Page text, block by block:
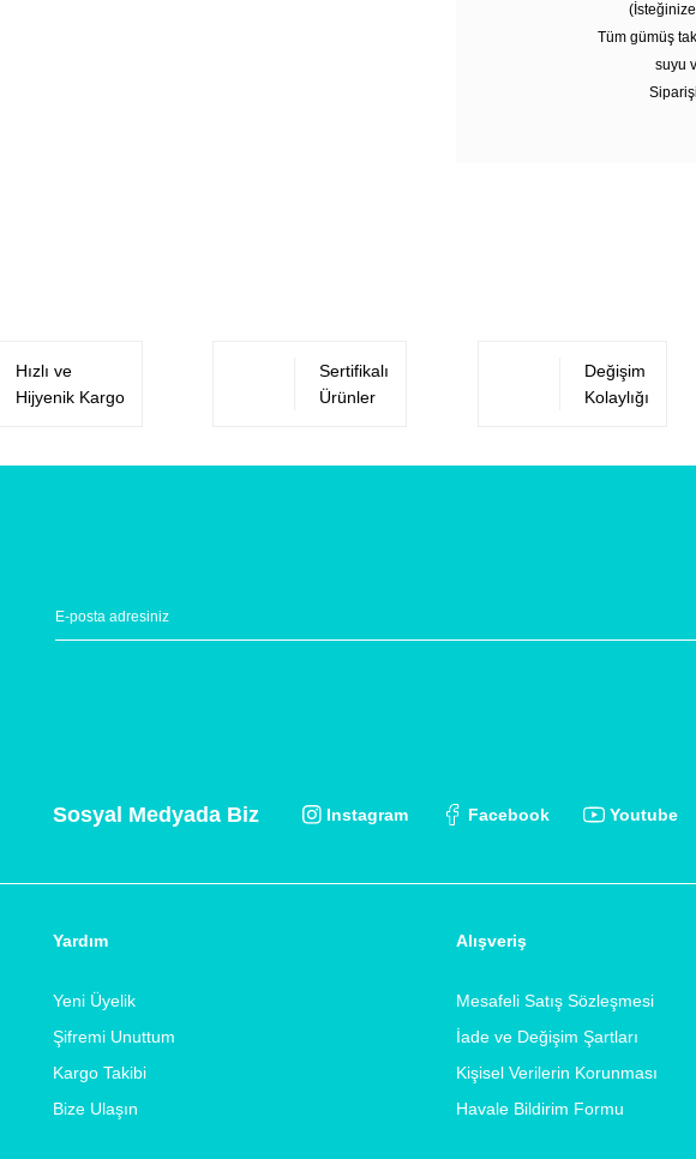
Tüm gümüş
suyu
Hızlı ve
Hijyenik Kargo
Sertifikalı
Ürünler
Değişim
Kolaylığı
Sosyal Medyada Biz Instagram Facebook Youtube
Yardım
Yeni Üyelik
Şifremi Unuttum
Kargo Takibi
Bize Ulaşın
Alışveriş
Mesafeli Satış Sözleşmesi
İade ve Değişim Şartları
Kişisel Verilerin Korunması
Havale Bildirim Formu